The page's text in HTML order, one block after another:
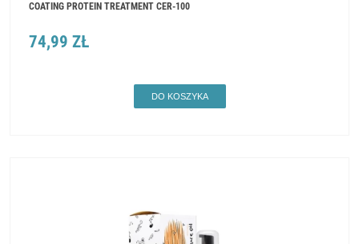
COATING PROTEIN TREATMENT CER-100
74,99 ZŁ
DO KOSZYKA